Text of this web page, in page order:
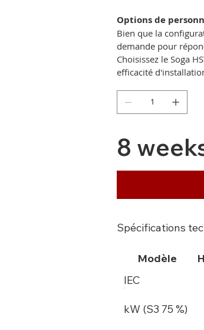
Options de
Bien que la
demande pour
Choisissez le Soga
efficacité
8
Spécifications
Modèle
IEC
kW (S3 75 %)